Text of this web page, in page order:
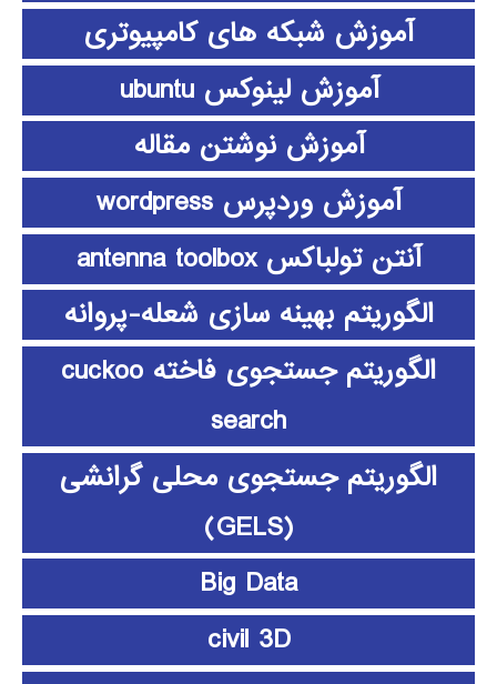
آموزش شبکه های کامپیوتری
آموزش لینوکس ubuntu
آموزش نوشتن مقاله
آموزش وردپرس wordpress
آنتن تولباکس antenna toolbox
الگوریتم بهینه سازی شعله-پروانه
الگوریتم جستجوی فاخته cuckoo
search
الگوریتم جستجوی محلی گرانشی
(GELS)
Big Data
civil 3D